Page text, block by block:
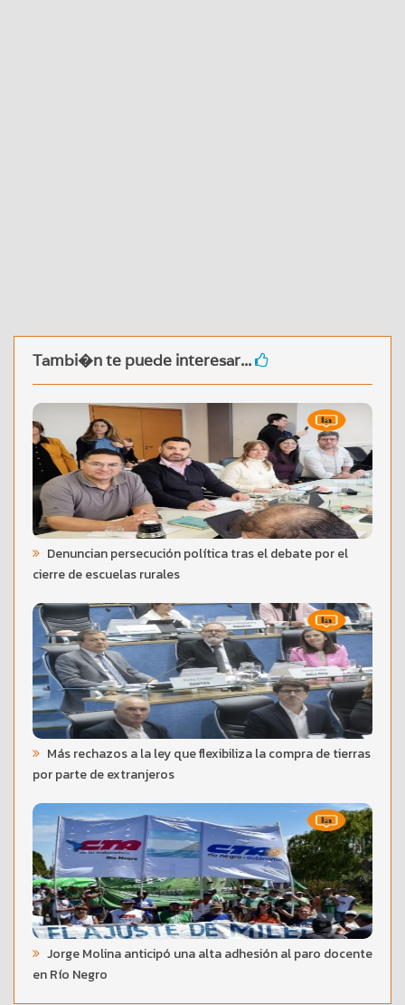
Tambi�n te puede interesar...
Denuncian persecución política tras el debate por el
cierre de escuelas rurales
Más rechazos a la ley que flexibiliza la compra de tierras
por parte de extranjeros
Jorge Molina anticipó una alta adhesión al paro docente
en Río Negro